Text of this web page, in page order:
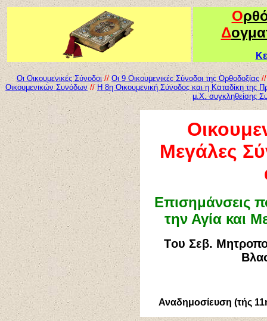
Ο
Δ
Οι Οικουμενικές Σύνοδοι//Οι 9 Οικουμενικές Σύνοδοι της Ορθοδοξίας
Οικουμενικών Συνόδων // Η 8η Οικουμενική Σύνοδος και η Καταδίκη της
μ.Χ. συγκληθείσης
Μεγάλες
Επισημάνσεις
την Αγία και
Tου Σεβ.
Αναδημοσίευση (τής